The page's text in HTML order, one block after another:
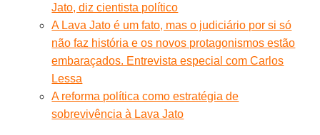
Jato, diz cientista político
A Lava Jato é um fato, mas o judiciário por si só
não faz história e os novos protagonismos estão
embaraçados. Entrevista especial com Carlos
Lessa
A reforma política como estratégia de
sobrevivência à Lava Jato